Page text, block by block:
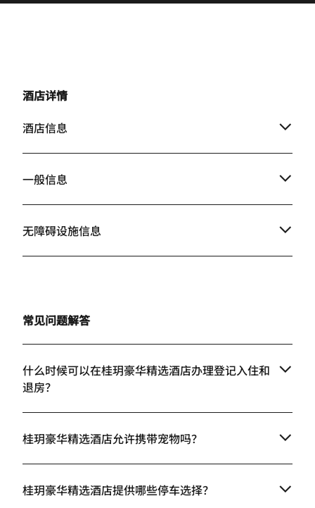
酒店详情
酒店信息
一般信息
无障碍设施信息
常见问题解答
什么时候可以在桂玥豪华精选酒店办理登记入住和
退房？
桂玥豪华精选酒店允许携带宠物吗？
桂玥豪华精选酒店提供哪些停车选择？